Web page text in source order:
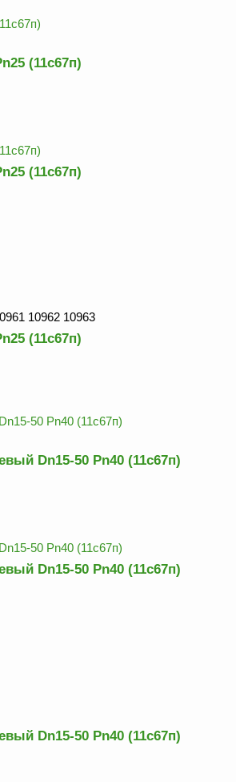
(11с67п)
(11с67п)
10962 10963
(11с67п)
Dn15-50 Pn40 (11с67п)
Dn15-50 Pn40 (11с67п)
Dn15-50 Pn40 (11с67п)